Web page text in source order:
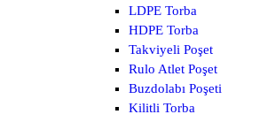
LDPE Torba
HDPE Torba
Takviyeli Poşet
Rulo Atlet Poşet
Buzdolabı Poşeti
Kilitli Torba